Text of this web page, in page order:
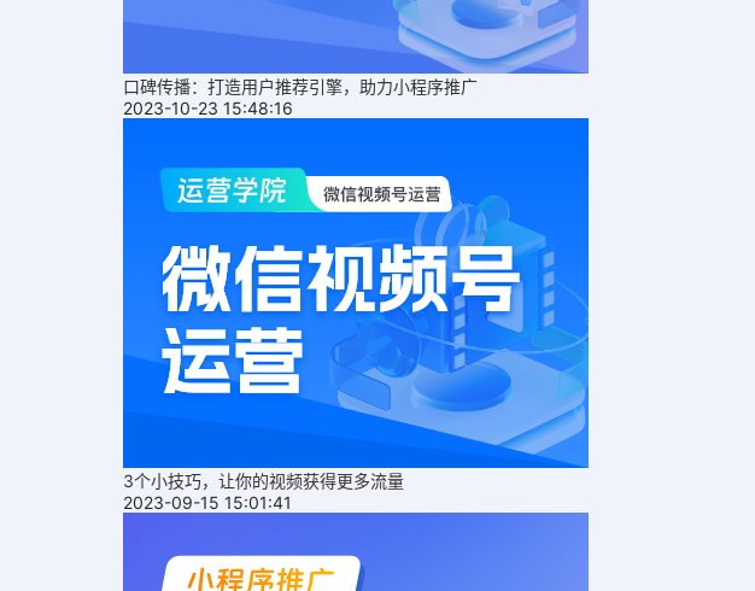
口碑传播：打造用户推荐引擎，助力小程序推广
2023-10-23 15:48:16
3个小技巧，让你的视频获得更多流量
2023-09-15 15:01:41